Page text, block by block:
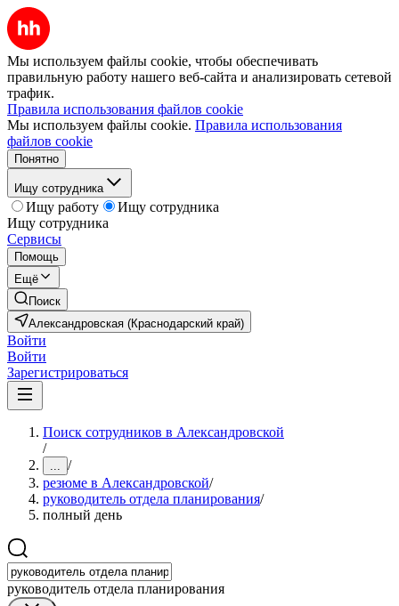
Мы используем файлы cookie, чтобы обеспечивать
правильную работу нашего веб-сайта и анализировать сетевой
трафик.
Правила использования файлов cookie
Мы используем файлы cookie. Правила использования
файлов cookie
Понятно
Ищу сотрудника
Ищу работу
Ищу сотрудника
Ищу сотрудника
Сервисы
Помощь
Ещё
Поиск
Александровская (Краснодарский край)
Войти
Войти
Зарегистрироваться
Поиск сотрудников в Александровской
/
... /
резюме в Александровской/
руководитель отдела планирования/
полный день
руководитель отдела планирования